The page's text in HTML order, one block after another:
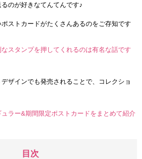
のが好きなてんてんです♪
ストカードがたくさんあるのをご存知です
スタンプを押してくれるのは有名な話です
ザインでも発売されることで、コレクショ
ラー&期間限定ポストカードをまとめて紹介
目次